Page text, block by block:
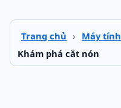
Trang chủ › Máy tính
Khám phá cắt nón